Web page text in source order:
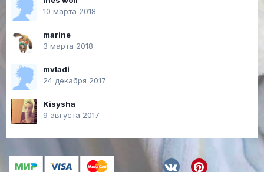
10 марта 2018
marine
3 марта 2018
mvladi
24 декабря 2017
Kisysha
9 августа 2017